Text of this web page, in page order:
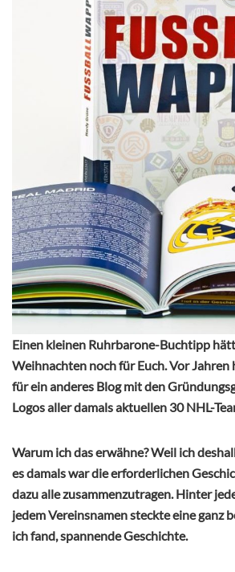
Einen kleinen Ruhrbarone-Buchtipp
Weihnachten noch für Euch. Vor Jahren
für ein anderes Blog mit den
Logos aller damals aktuellen 30 NHL-
Warum ich das erwähne? Weil ich
es damals war die erforderlichen
dazu alle zusammenzutragen. Hinter
jedem Vereinsnamen steckte eine ganz
ich fand, spannende Geschichte.